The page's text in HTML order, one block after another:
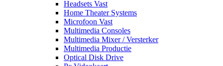
Headsets Vast
Home Theater Systems
Microfoon Vast
Multimedia Consoles
Multimedia Mixer / Versterker
Multimedia Productie
Optical Disk Drive